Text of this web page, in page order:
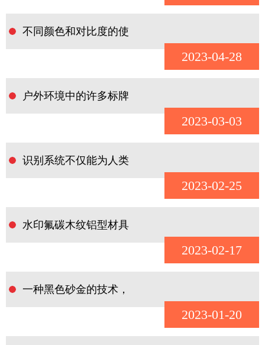
不同颜色和对比度的使
2023-04-28
户外环境中的许多标牌
2023-03-03
识别系统不仅能为人类
2023-02-25
水印氟碳木纹铝型材具
2023-02-17
一种黑色砂金的技术，
2023-01-20